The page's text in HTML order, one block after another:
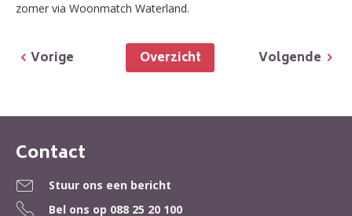
zomer via Woonmatch Waterland.
Volgende
Overzicht
Vorige
Contactinformatie
Contact
Stuur ons een bericht
Bel ons op 088 25 20 100